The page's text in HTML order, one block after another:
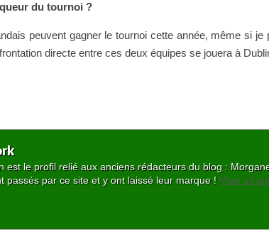
du tournoi ?
peuvent gagner le tournoi cette année, même si
directe entre ces deux équipes se jouera à
est le profil relié aux anciens rédacteurs du blog :
passés par ce site et y ont laissé leur marque ! View all